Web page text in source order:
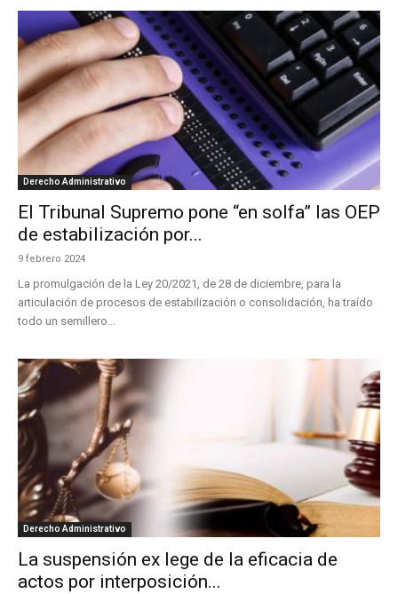
Derecho Administrativo
El Tribunal Supremo pone “en solfa” las OEP
de estabilización por...
9 febrero 2024
La promulgación de la Ley 20/2021, de 28 de diciembre, para la
articulación de procesos de estabilización o consolidación, ha traído
todo un semillero...
Derecho Administrativo
La suspensión ex lege de la eficacia de
actos por interposición...